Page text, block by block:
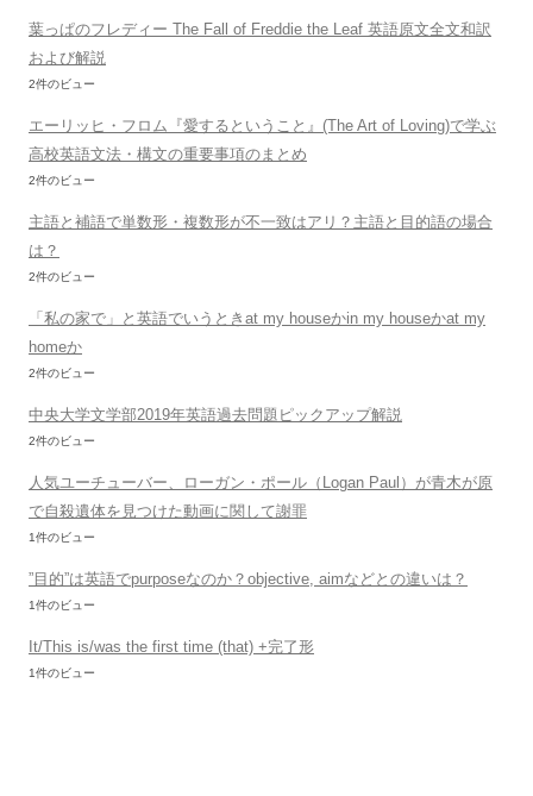
葉っぱのフレディー The Fall of Freddie the Leaf 英語原文全文和訳
および解説
2件のビュー
エーリッヒ・フロム『愛するということ』(The Art of Loving)で学ぶ
高校英語文法・構文の重要事項のまとめ
2件のビュー
主語と補語で単数形・複数形が不一致はアリ？主語と目的語の場合
は？
2件のビュー
「私の家で」と英語でいうときat my houseかin my houseかat my
homeか
2件のビュー
中央大学文学部2019年英語過去問題ピックアップ解説
2件のビュー
人気ユーチューバー、ローガン・ポール（Logan Paul）が青木が原
で自殺遺体を見つけた動画に関して謝罪
1件のビュー
”目的”は英語でpurposeなのか？objective, aimなどとの違いは？
1件のビュー
It/This is/was the first time (that) +完了形
1件のビュー